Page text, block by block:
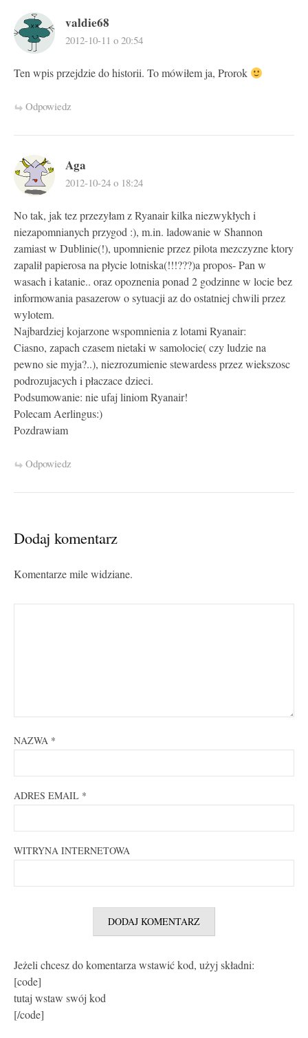
valdie68
2012-10-11 o 20:54
Ten wpis przejdzie do historii. To mówiłem ja, Prorok
Odpowiedz
Aga
2012-10-24 o 18:24
No tak, jak tez przezyłam z Ryanair kilka niezwykłych i
niezapomnianych przygod :), m.in. ladowanie w Shannon
zamiast w Dublinie(!), upomnienie przez pilota mezczyzne ktory
zapalił papierosa na płycie lotniska(!!!???)a propos- Pan w
wasach i katanie.. oraz opoznenia ponad 2 godzinne w locie bez
informowania pasazerow o sytuacji az do ostatniej chwili przez
wylotem.
Najbardziej kojarzone wspomnienia z lotami Ryanair:
Ciasno, zapach czasem nietaki w samolocie( czy ludzie na
pewno sie myja?..), niezrozumienie stewardess przez wiekszosc
podrozujacych i płaczace dzieci.
Podsumowanie: nie ufaj liniom Ryanair!
Polecam Aerlingus:)
Pozdrawiam
Odpowiedz
Dodaj komentarz
Komentarze mile widziane.
NAZWA *
ADRES EMAIL *
WITRYNA INTERNETOWA
Jeżeli chcesz do komentarza wstawić kod, użyj składni:
[code]
tutaj wstaw swój kod
[/code]